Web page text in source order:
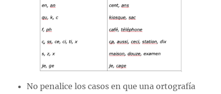
No penalice los casos en que una ortografía